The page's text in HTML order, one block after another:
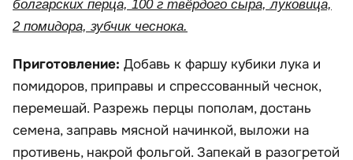
болгарских перца, 100 г твёрдого сыра, луковица,
2 помидора, зубчик чеснока.
Приготовление: Добавь к фаршу кубики лука и
помидоров, приправы и спрессованный чеснок,
перемешай. Разрежь перцы пополам, достань
семена, заправь мясной начинкой, выложи на
противень, накрой фольгой. Запекай в разогретой